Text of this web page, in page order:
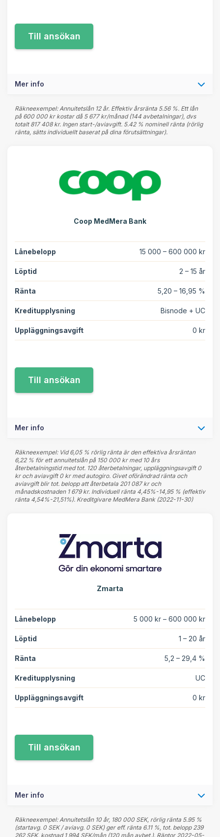
Mer info
Räkneexempel: Annuitetslån 12 år. Effektiv årsränta 5.56 %. Ett lån
på 600 000 kr kostar då 5 677 kr/månad (144 avbetalningar), dvs
totalt 817 408 kr. Ingen start-/aviavgift. 5.42 % nominell ränta (rörlig
ränta, sätts individuellt baserat på dina förutsättningar).
Coop MedMera Bank
Lånebelopp 15 000 – 600 000 kr
Löptid 2 – 15 år
Ränta 5,20 – 16,95 %
Kreditupplysning Bisnode + UC
Uppläggningsavgift 0 kr
Mer info
Räkneexempel: Vid 6,05 % rörlig ränta är den effektiva årsräntan
6,22 % för ett annuitetslån på 150 000 kr med 10 års
återbetalningstid med tot. 120 återbetalningar, uppläggningsavgift 0
kr och aviavgift 0 kr med autogiro. Givet oförändrad ränta och
aviavgift blir tot. belopp att återbetala 201 087 kr och
månadskostnaden 1 679 kr. Individuell ränta 4,45%-14,95 % (effektiv
ränta 4,54%-21,51%). Kreditgivare MedMera Bank (2022-11-30)
Zmarta
Lånebelopp 5 000 kr – 600 000 kr
Löptid 1 – 20 år
Ränta 5,2 – 29,4 %
Kreditupplysning UC
Uppläggningsavgift 0 kr
Mer info
Räkneexempel: Annuitetslån 10 år, 180 000 SEK, rörlig ränta 5.95 %
(startavg. 0 SEK / aviavg. 0 SEK) ger eff. ränta 6.11 %, tot. belopp 239
262 SEK, kostnad 1 994 SEK/mån (120 mån avbet.). Räntor 2022-05-